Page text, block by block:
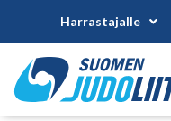
Harrastajalle